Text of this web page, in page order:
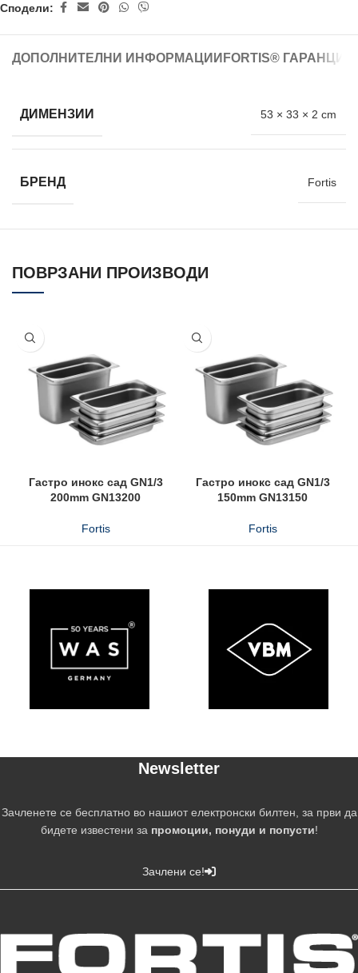
Сподели:
ДОПОЛНИТЕЛНИ ИНФОРМАЦИИ FORTIS®
ДИМЕНЗИИ 53 × 33 × 2 cm
БРЕНД Fortis
ПОВРЗАНИ ПРОИЗВОДИ
Гастро инокс сад GN1/3
200mm GN13200
Fortis
Гастро инокс сад GN1/3
150mm GN13150
Fortis
Newsletter
Зачленете се бесплатно во нашиот електронски билтен, за први да
бидете известени за промоции, понуди и попусти!
Зачлени се!